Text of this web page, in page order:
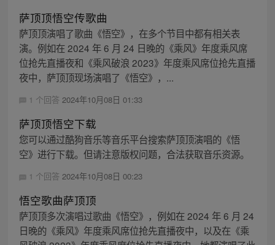
萨顶顶悟空传歌曲
萨顶顶演唱了歌曲《悟空》，在多个节目中都有相关表
演。例如在 2024 年 6 月 24 日晚的《乘风》年度乘风席
位抢先直播夜和《乘风破浪 2023》年度乘风席位抢先直播
夜中，萨顶顶现场演唱了《悟空》，...
1 个回答 2024年10月08日 01:33
萨顶顶悟空下载
您可以通过酷狗音乐等音乐平台搜索萨顶顶演唱的《悟
空》进行下载。但请注意版权问题，合法获取音乐资源。
1 个回答 2024年10月08日 00:23
悟空歌曲萨顶顶
萨顶顶多次演唱过歌曲《悟空》，例如在 2024 年 6 月 24
日晚的《乘风》年度乘风席位抢先直播夜中，以及在《乘